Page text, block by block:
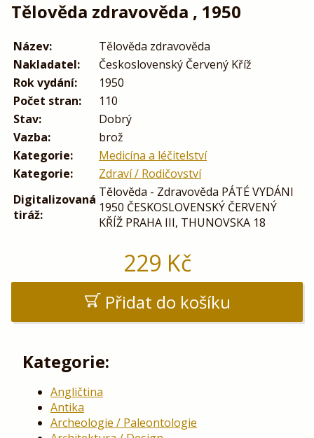
Tělověda zdravověda , 1950
Název:
Tělověda zdravověda
Nakladatel:
Československý Červený Kříž
Rok vydání:
1950
Počet stran:
110
Stav:
Dobrý
Vazba:
brož
Kategorie:
Medicína a léčitelství
Kategorie:
Zdraví / Rodičovství
Digitalizovaná
tiráž:
Tělověda - Zdravověda PÁTÉ VYDÁNI
1950 ČESKOSLOVENSKÝ ČERVENÝ
KŘÍŽ PRAHA III, THUNOVSKA 18
229 Kč
Přidat do košíku
Kategorie:
Angličtina
Antika
Archeologie / Paleontologie